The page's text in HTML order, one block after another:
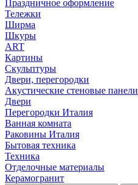
Праздничное оформление
Тележки
Ширма
Шкуры
ART
Картины
Скульптуры
Двери, перегородки
Акустические стеновые панели
Двери
Перегородки Италия
Ванная комната
Раковины Италия
Бытовая техника
Техника
Отделочные материалы
Керамогранит